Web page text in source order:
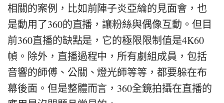
相關的案例，比如前陣子炎亞綸的見面會，也
是動用了360的直播，讓粉絲與偶像互動。但目
前360直播的缺點是，它的極限限制值是4K60
幀。除外，直播過程中，所有劇組成員，包括
音響的師傅、公關、燈光師等等，都要躲在布
幕後面。但是整體而言，360全鏡拍攝在直播的